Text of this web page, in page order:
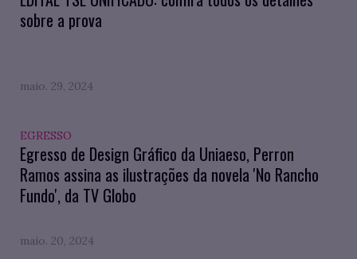
sobre a prova
maio. 29, 2024
EGRESSO
Egresso de Design Gráfico da Uniaeso, Perron
Ramos assina as ilustrações da novela 'No Rancho
Fundo', da TV Globo
maio. 20, 2024